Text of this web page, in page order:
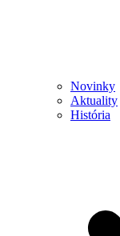
Novinky
Aktuality
História